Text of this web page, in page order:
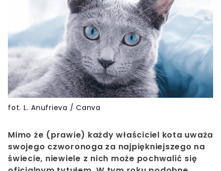
fot. L. Anufrieva / Canva
Mimo że (prawie) każdy właściciel kota uważa
swojego czworonoga za najpiękniejszego na
świecie, niewiele z nich może pochwalić się